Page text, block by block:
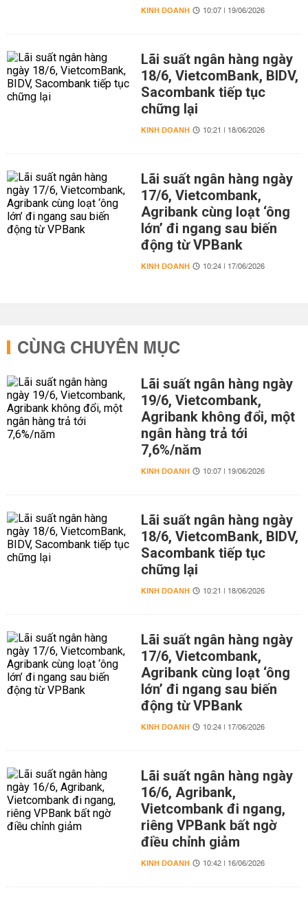
KINH DOANH 10:07 | 19/06/2026
Lãi suất ngân hàng ngày
18/6, VietcomBank, BIDV,
Sacombank tiếp tục
chững lại
KINH DOANH 10:21 | 18/06/2026
Lãi suất ngân hàng ngày
17/6, Vietcombank,
Agribank cùng loạt ‘ông
lớn’ đi ngang sau biến
động từ VPBank
KINH DOANH 10:24 | 17/06/2026
CÙNG CHUYÊN MỤC
Lãi suất ngân hàng ngày
19/6, Vietcombank,
Agribank không đổi, một
ngân hàng trả tới
7,6%/năm
KINH DOANH 10:07 | 19/06/2026
Lãi suất ngân hàng ngày
18/6, VietcomBank, BIDV,
Sacombank tiếp tục
chững lại
KINH DOANH 10:21 | 18/06/2026
Lãi suất ngân hàng ngày
17/6, Vietcombank,
Agribank cùng loạt ‘ông
lớn’ đi ngang sau biến
động từ VPBank
KINH DOANH 10:24 | 17/06/2026
Lãi suất ngân hàng ngày
16/6, Agribank,
Vietcombank đi ngang,
riêng VPBank bất ngờ
điều chỉnh giảm
KINH DOANH 10:42 | 16/06/2026